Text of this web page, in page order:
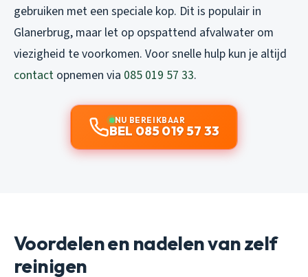
gebruiken met een speciale kop. Dit is populair in
Glanerbrug, maar let op opspattend afvalwater om
viezigheid te voorkomen. Voor snelle hulp kun je altijd
contact opnemen via 085 019 57 33.
NU BEREIKBAAR
BEL 085 019 57 33
Voordelen en nadelen van zelf
reinigen